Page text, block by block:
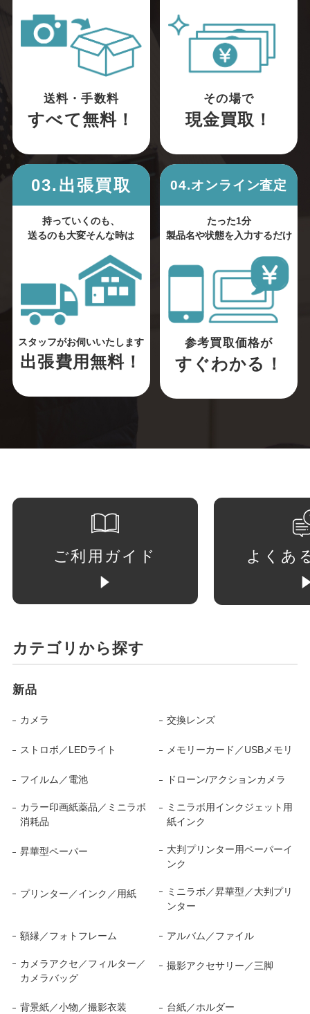
送料・手数料
すべて無料！
その場で
現金買取！
03.出張買取
持っていくのも、
送るのも大変そんな時は
スタッフがお伺いいたします
出張費用無料！
04.オンライン査定
たった1分
製品名や状態を入力するだけ
参考買取価格が
すぐわかる！
ご利用ガイド よくあ
カテゴリから探す
新品
カメラ 交換レンズ
ストロボ／LEDライト メモリーカード／USBメモリ
フイルム／電池 ドローン/アクションカメラ
カラー印画紙薬品／ミニラボ
消耗品
ミニラボ用インクジェット用
紙インク
昇華型ペーパー
大判プリンター用ペーパーイ
ンク
プリンター／インク／用紙
ミニラボ／昇華型／大判プリ
ンター
額縁／フォトフレーム アルバム／ファイル
カメラアクセ／フィルター／
カメラバッグ
撮影アクセサリー／三脚
背景紙／小物／撮影衣装 台紙／ホルダー